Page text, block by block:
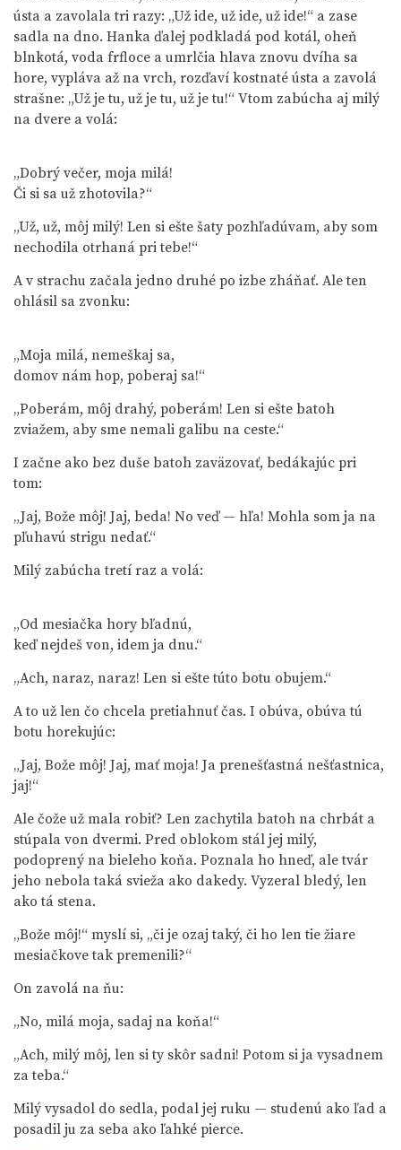
ústa a zavolala tri razy: „Už ide, už ide, už ide!“ a zase
sadla na dno. Hanka ďalej podkladá pod kotál, oheň
blnkotá, voda frfloce a umrlčia hlava znovu dvíha sa
hore, vypláva až na vrch, rozďaví kostnaté ústa a zavolá
strašne: „Už je tu, už je tu, už je tu!“ Vtom zabúcha aj milý
na dvere a volá:
„Dobrý večer, moja milá!
„Už, už, môj milý! Len si ešte šaty pozhľadúvam, aby som
nechodila otrhaná pri tebe!“
A v strachu začala jedno druhé po izbe zháňať. Ale ten
ohlásil sa zvonku:
„Moja milá, nemeškaj sa,
„Poberám, môj drahý, poberám! Len si ešte batoh
zviažem, aby sme nemali galibu na ceste.“
I začne ako bez duše batoh zaväzovať, bedákajúc pri
tom:
„Jaj, Bože môj! Jaj, beda! No veď — hľa! Mohla som ja na
pľuhavú strigu nedať.“
Milý zabúcha tretí raz a volá:
„Od mesiačka hory bľadnú,
„Ach, naraz, naraz! Len si ešte túto botu obujem.“
A to už len čo chcela pretiahnuť čas. I obúva, obúva tú
botu horekujúc:
„Jaj, Bože môj! Jaj, mať moja! Ja prenešťastná nešťastnica,
jaj!“
Ale čože už mala robiť? Len zachytila batoh na chrbát a
stúpala von dvermi. Pred oblokom stál jej milý,
podoprený na bieleho koňa. Poznala ho hneď, ale tvár
jeho nebola taká svieža ako dakedy. Vyzeral bledý, len
ako tá stena.
„Bože môj!“ myslí si, „či je ozaj taký, či ho len tie žiare
mesiačkove tak premenili?“
On zavolá na ňu:
„No, milá moja, sadaj na koňa!“
„Ach, milý môj, len si ty skôr sadni! Potom si ja vysadnem
za teba.“
Milý vysadol do sedla, podal jej ruku — studenú ako ľad a
posadil ju za seba ako ľahké pierce.